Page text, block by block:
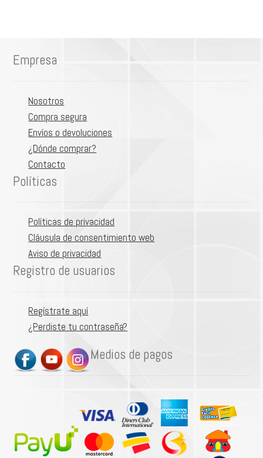
Empresa
Nosotros
Compra segura
Envíos o devoluciones
¿Dónde comprar?
Contacto
Políticas
Políticas de privacidad
Cláusula de consentimiento web
Aviso de privacidad
Registro de usuarios
Regístrate aquí
¿Perdiste tu contraseña?
Medios de pagos